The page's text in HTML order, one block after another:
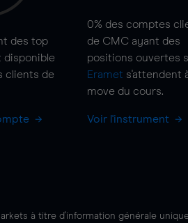
des top
disponible
clients de
0% des comptes
de CMC ayant des
positions ouvertes
Eramet s'attendent
move du cours.
Voir l'instrument
à titre d'information générale